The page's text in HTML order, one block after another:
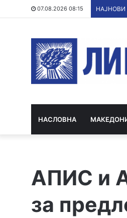
07.08.2026 08:15 НАЈНОВИ
НАСЛОВНА
АПИС и
за